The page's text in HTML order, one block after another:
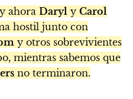
ahora Daryl y Carol
hostil junto con
y otros sobrevivientes
mientras sabemos que
no terminaron.